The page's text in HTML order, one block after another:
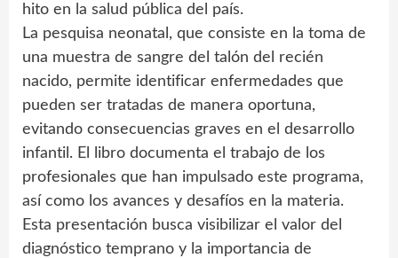
hito en la salud pública del país.
La pesquisa neonatal, que consiste en la toma de
una muestra de sangre del talón del recién
nacido, permite identificar enfermedades que
pueden ser tratadas de manera oportuna,
evitando consecuencias graves en el desarrollo
infantil. El libro documenta el trabajo de los
profesionales que han impulsado este programa,
así como los avances y desafíos en la materia.
Esta presentación busca visibilizar el valor del
diagnóstico temprano y la importancia de